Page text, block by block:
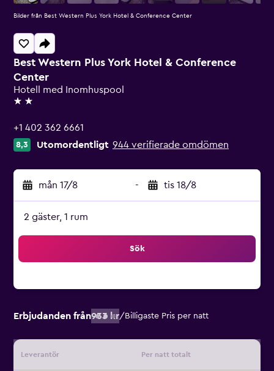
Best Western Plus York Hotel & Conference
Center
Hotell med Inomhuspool
2 stjärnor
+1 402 362 6661
8,3 Utomordentligt 944 verifierade omdömen
mån 17/8 - tis 18/8
2 gäster, 1 rum
Sök
Erbjudanden från933 kr/ Billigaste Pris per natt
Leverantör Per natt totalt
Bilder från Best Western Plus York Hotel & Conference Center